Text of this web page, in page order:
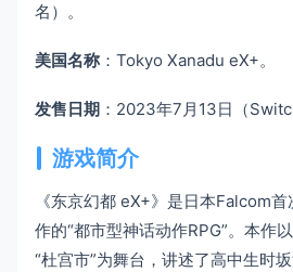
名）。
美国名称：Tokyo Xanadu eX+。
发售日期 ：2023年7月13日（
游戏简介
《东京幻都 eX+》是日本Falcom
作的“都市型神话动作RPG”。本作
“杜宫市”为舞台，讲述了高中生时